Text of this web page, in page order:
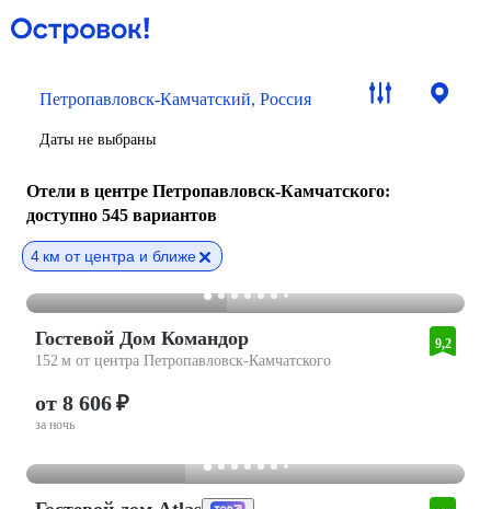
Петропавловск-Камчатский, Россия
Даты не выбраны
Отели в центре Петропавловск-Камчатского:
доступно 545 вариантов
4 км от центра и ближе
Гостевой Дом Командор
152 м от центра Петропавловск-Камчатского
9,2
от 8 606 ₽
за ночь